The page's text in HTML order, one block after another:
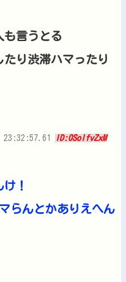
も言うとる
り渋滞ハマったり
ID:0SolfvZxM
！
らんとかありえへん